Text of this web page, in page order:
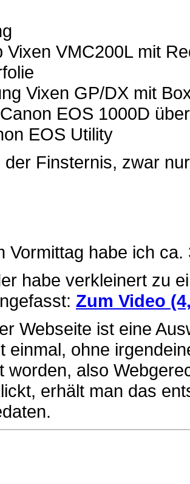
Vixen VMC200L mit
Vixen GP/DX mit
EOS 1000D
EOS Utility
der Finsternis, zwar
Vormittag habe ich
habe verkleinert zu
Zum Video
Webseite ist eine
einmal, ohne
worden, also
erhält man das